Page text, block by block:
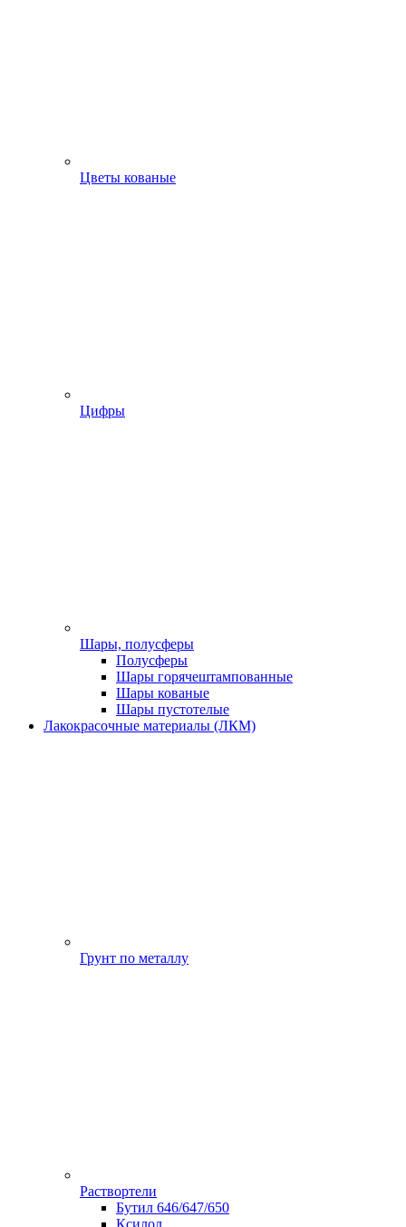
Цветы кованые
Цифры
Шары, полусферы
Полусферы
Шары горячештампованные
Шары кованые
Шары пустотелые
Лакокрасочные материалы (ЛКМ)
Грунт по металлу
Раствортели
Бутил 646/647/650
Ксилол